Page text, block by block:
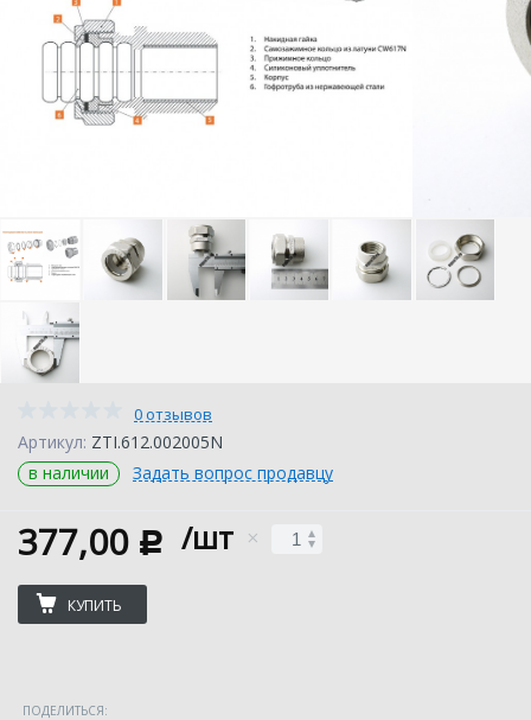
0 отзывов
Артикул: ZTI.612.002005N
в наличии
Задать вопрос продавцу
377,00 c /шт
КУПИТЬ
ПОДЕЛИТЬСЯ: